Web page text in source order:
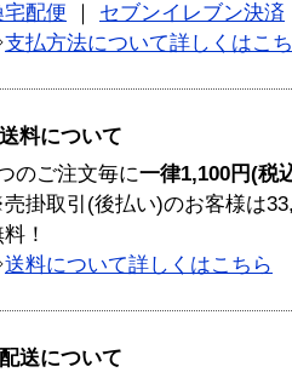
宅配便
セブンイレブン決済
支払方法について詳しくはこ
送料について
のご注文毎に一律1,100円(税
掛取引(後払い)のお客様は
！
送料について詳しくはこちら
配送について